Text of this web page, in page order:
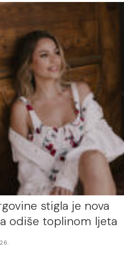
stigla je nova
odiše toplinom ljeta